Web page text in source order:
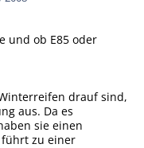
und ob E85 oder
drauf sind,
aus. Da es
sie einen
zu einer